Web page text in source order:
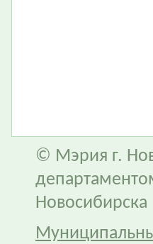
© Мэрия г.
Новосибирска